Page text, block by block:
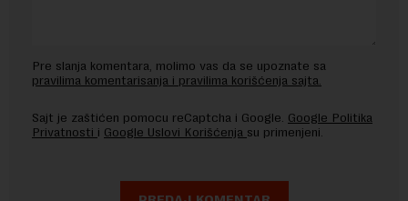
Pre slanja komentara, molimo vas da se upoznate sa
pravilima komentarisanja i pravilima korišćenja sajta.
Sajt je zaštićen pomocu reCaptcha i Google. Google Politika
Privatnosti i Google Uslovi Korišćenja su primenjeni.